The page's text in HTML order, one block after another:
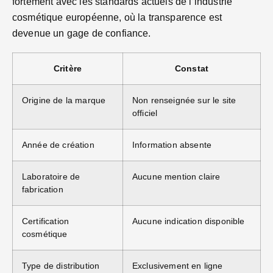
cosmétique européenne, où la transparence est
devenue un gage de confiance.
Critère Constat
Origine de la marque
Non renseignée sur le site
officiel
Année de création Information absente
Laboratoire de
fabrication
Aucune mention claire
Certification
cosmétique
Aucune indication disponible
Type de distribution Exclusivement en ligne